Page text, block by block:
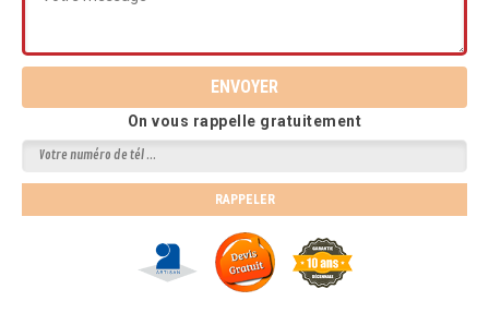
On vous rappelle gratuitement